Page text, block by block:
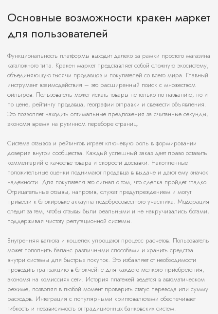
Основные возможности кракен маркет
для пользователей
Функциональность платформы выходит далеко за рамки простого магазина
каталожного типа. Кракен маркет представляет собой сложную экосистему,
объединяющую тысячи продавцов и покупателей со всего мира. Главный
инструмент взаимодействия – это расширенный поиск с множеством
фильтров. Пользователь может искать товары не только по названию, но и
по цене, рейтингу продавца, географии отправки и свежести объявления.
Это позволяет находить оптимальные предложения за считанные секунды,
экономя время на рутинном переборе страниц.
Система отзывов и рейтингов играет ключевую роль в формировании
доверия внутри сообщества. Каждый успешный заказ дает право оставить
комментарий о качестве товара и скорости доставки. Накопленные
положительные оценки поднимают продавца в выдаче и дают ему значок
надежности. Для покупателя это сигнал о том, что сделка пройдет гладко.
Отрицательные отзывы, напротив, служат предупреждением и могут
привести к блокировке аккаунта недобросовестного участника. Модерация
следит за тем, чтобы отзывы были реальными и не накручивались ботами,
поддерживая чистоту репутационной системы.
Внутренняя валюта и кошелек упрощают процесс расчетов. Пользователь
может пополнить баланс различными способами и хранить средства
внутри системы для быстрых покупок. Это избавляет от необходимости
проводить транзакцию в блокчейне для каждого мелкого приобретения,
экономя на комиссиях сети. История платежей ведется в автоматическом
режиме, позволяя в любой момент проверить статус перевода или сумму
расходов. Интеграция с популярными криптовалютами обеспечивает
гибкость и независимость от традиционных банковских систем.